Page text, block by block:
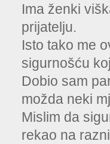
Ima ženki
prijatelju.
Isto tako me
sigurnošću
Dobio sam
možda neki
Mislim da
rekao na